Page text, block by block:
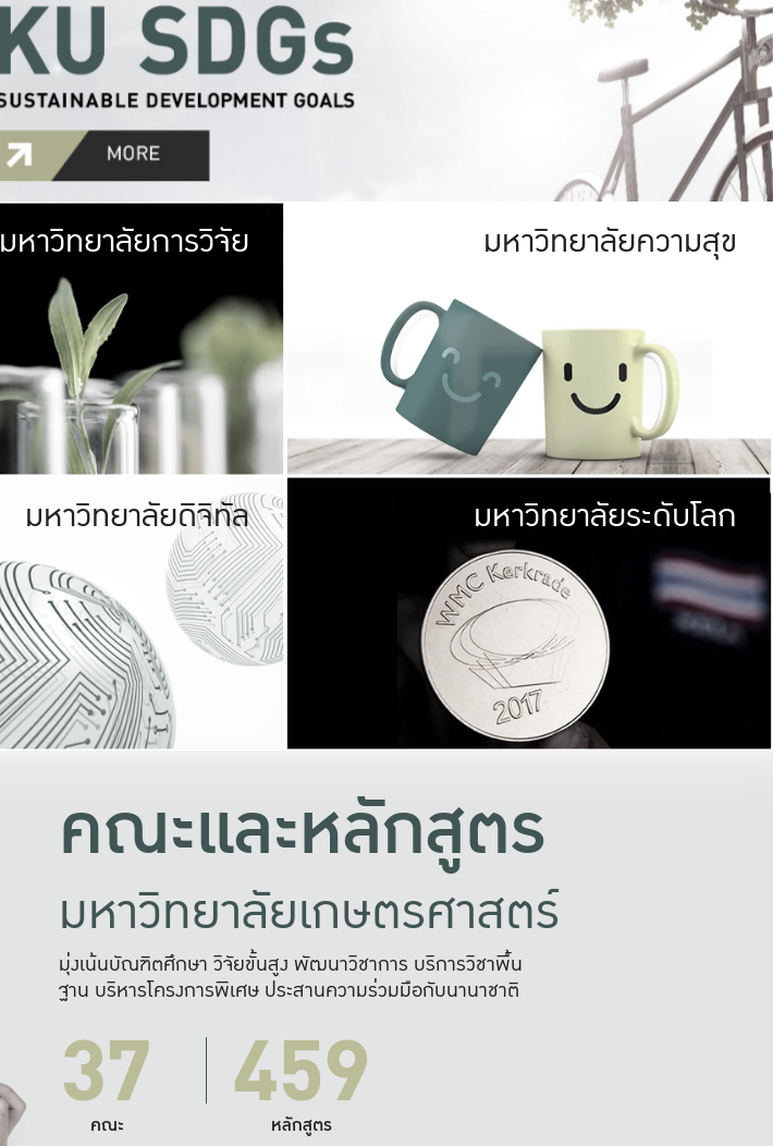
มหาวิทยาลัย
เกษตรศาสตร์ มีพื้นที่เขียวสดใส หนาแน่น
เป็นป่าในเมือง (URBAN FOREST)
เกษตรในเมือง (URBAN AGRICULTURE)
ที่นับรวมกันได้ประมาณ 1,400 ไร่
มหาวิทยาลัยการวิจัย มหาวิทยาลัย
ให้กับประชาชน
มหาวิทยาลัยความสุข
มหาวิทยาลัยรับผิดชอบต่อสังคม
ร่วมมือกับชุมชน เพื่อความกินดีอยู่ดี
และความสุขอย่างยั่งยืน
มองปัญหาในภาพกว้าง
แก้ไขจากปัญหาจุดเล็กๆ
มหาวิทยาลัยดิจิทัล มหาวิทยา
พร้อมที่จ
และผลักดันในการใช้ระบบส
เพื่อการทำงานแ
มหาวิทยาลัยระดับโลก
คณะและหลักสูตร
มหาวิทยาลัยเกษตรศาสตร์
มุ่งเน้นบัณฑิตศึกษา วิจัยขั้นสูง พัฒนาวิชาการ บริการวิชาพื้น
ฐาน บริหารโครงการพิเศษ ประสานความร่วมมือกับนานาชาติ
37
คณะ 459
หลักสูตร